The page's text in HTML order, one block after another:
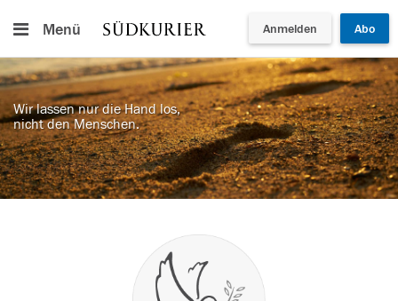
Menü Anmelden Abo
Wir lassen nur die Hand los,
nicht den Menschen.